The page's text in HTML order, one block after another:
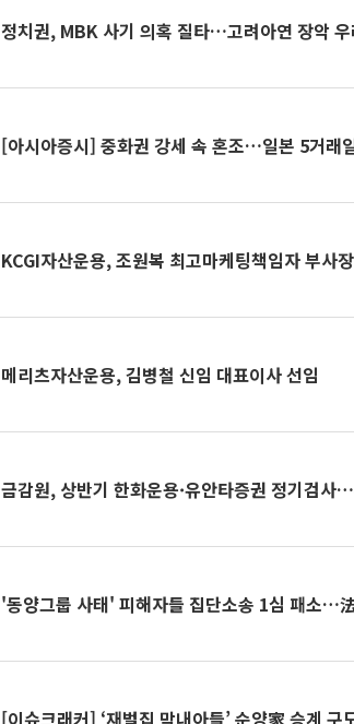
정치권, MBK 사기 의혹 질타…고려아연 장악 우
[아시아증시] 중화권 강세 속 혼조…일본 5거래
KCGI자산운용, 조원복 최고마케팅책임자 부사
메리츠자산운용, 김병철 신임 대표이사 선임
금감원, 상반기 한화운용·유안타증권 정기검사
'동양그룹 사태' 피해자들 집단소송 1심 패소…
[이슈크래커] ‘재벌집 막내아들’ 순양家 승계 구